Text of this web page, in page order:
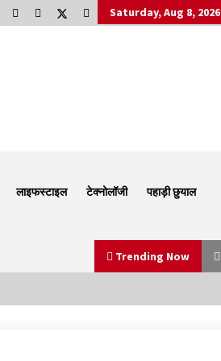
Saturday, Aug 8, 2026
लाइफस्टाइल टेक्नोलॉजी पहाड़ी छुयाल
Trending Now